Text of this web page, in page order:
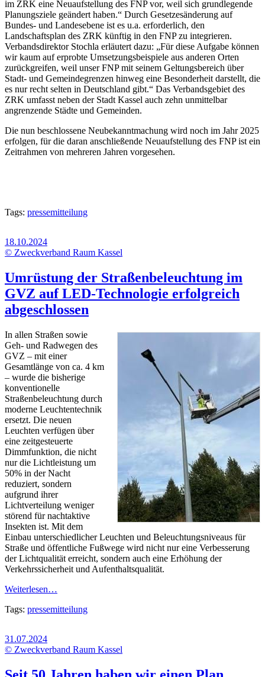
im ZRK eine Neuaufstellung des FNP vor, weil sich grundlegende
Planungsziele geändert haben.“ Durch Gesetzesänderung auf
Bundes- und Landesebene ist es u.a. erforderlich, den
Landschaftsplan des ZRK künftig in den FNP zu integrieren.
Verbandsdirektor Stochla erläutert dazu: „Für diese Aufgabe können
wir kaum auf erprobte Umsetzungsbeispiele aus anderen Orten
zurückgreifen, weil unser FNP mit seinem Geltungsbereich über
Stadt- und Gemeindegrenzen hinweg eine Besonderheit darstellt, die
es nur recht selten in Deutschland gibt.“ Das Verbandsgebiet des
ZRK umfasst neben der Stadt Kassel auch zehn unmittelbar
angrenzende Städte und Gemeinden.
Die nun beschlossene Neubekanntmachung wird noch im Jahr 2025
erfolgen, für die daran anschließende Neuaufstellung des FNP ist ein
Zeitrahmen von mehreren Jahren vorgesehen.
Tags: pressemitteilung
18.10.2024
© Zweckverband Raum Kassel
Umrüstung der Straßenbeleuchtung im
GVZ auf LED-Technologie erfolgreich
abgeschlossen
In allen Straßen sowie
Geh- und Radwegen des
GVZ – mit einer
Gesamtlänge von ca. 4 km
– wurde die bisherige
konventionelle
Straßenbeleuchtung durch
moderne Leuchtentechnik
ersetzt. Die neuen
Leuchten verfügen über
eine zeitgesteuerte
Dimmfunktion, die nicht
nur die Lichtleistung um
50% in der Nacht
reduziert, sondern
aufgrund ihrer
Lichtverteilung weniger
störend für nachtaktive
Insekten ist. Mit dem
Einbau unterschiedlicher Leuchten und Beleuchtungsniveaus für
Straße und öffentliche Fußwege wird nicht nur eine Verbesserung
der Lichtqualität erreicht, sondern auch eine Erhöhung der
Verkehrssicherheit und Aufenthaltsqualität.
Weiterlesen…
Tags: pressemitteilung
31.07.2024
© Zweckverband Raum Kassel